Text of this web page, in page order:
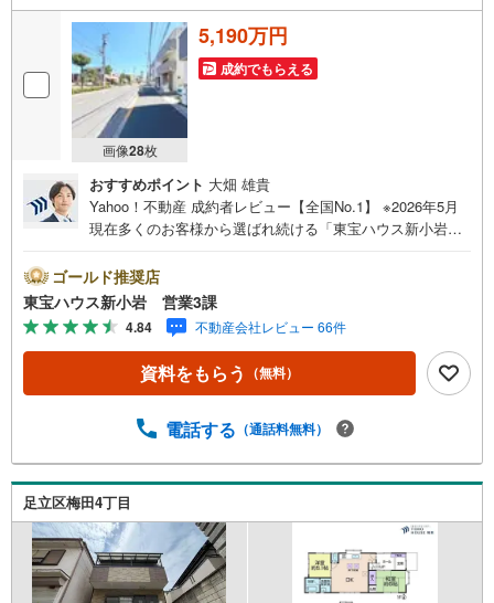
画像28枚
5,190万円
成約でもらえる
おすすめポイント 大畑 雄貴
Yahoo！不動産 成約者レビュー【全国No.1】 ※2026年5月
現在多くのお客様から選ばれ続ける「東宝ハウス新小岩」
見学OK■営業時間内（9:00～20:00）はお電話でのご連絡が
スムーズです。ご自宅への送迎・最寄駅でのお待ち合わせ
等、お気軽にご相談ください。 選ばれる3つの「圧倒的メ
リット」 （1）【業界最低水準の提携住宅ローン】「他社
で断られた」「借入がある」方も独自審査で多数承認！優
遇金利と各種手数料0円でお得に。（2）【未来カレンダー
ュレーション。「月々いくらなら安心か」をプロが明確に
はありません。専属FPがお引渡し後も一生涯お守りしま
す。 Yahoo！不動産キャンペーン対象店舗 当店でのご成約
でPayPayボーナスがもらえるキャンペーン対象です！※必
ずYahoo！ JAPAN IDでログインの上お問い合わせくださ
い。
ゴールド推奨店
東宝ハウス新小岩 営業3課
4.84 不動産会社レビュー 66件
資料をもらう （無料）
電話する （通話料無料）
足立区梅田4丁目